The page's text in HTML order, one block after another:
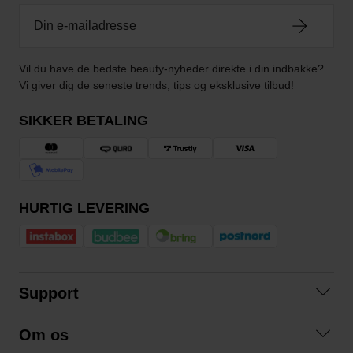
Vil du have de bedste beauty-nyheder direkte i din indbakke?
Vi giver dig de seneste trends, tips og eksklusive tilbud!
SIKKER BETALING
HURTIG LEVERING
Support
Om os